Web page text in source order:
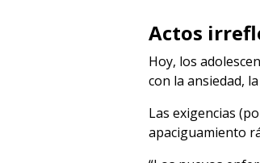
Actos
Hoy, los
con la ansiedad,
Las exigencias
apaciguamiento